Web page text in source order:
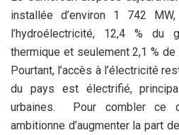
installée d’environ 1 742
l’hydroélectricité, 12,4 % du
thermique et seulement 2,1 %
Pourtant, l’accès à l’électricité
du pays est électrifié,
urbaines. Pour combler ce
ambitionne d’augmenter la part